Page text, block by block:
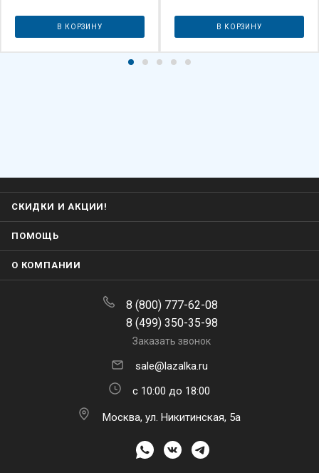
В КОРЗИНУ В КОРЗИНУ
СКИДКИ И АКЦИИ!
ПОМОЩЬ
О КОМПАНИИ
8 (800) 777-62-08
8 (499) 350-35-98
Заказать звонок
sale@lazalka.ru
с 10:00 до 18:00
Москва, ул. Никитинская, 5а